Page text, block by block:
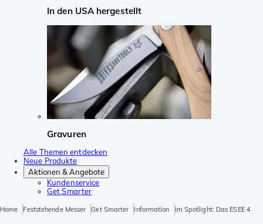
In den USA hergestellt
Gravuren
Alle Themen entdecken
Neue Produkte
Aktionen & Angebote
Kundenservice
Get Smarter
Home Feststehende Messer Get Smarter Information Im Spotlight: Das ESEE 4